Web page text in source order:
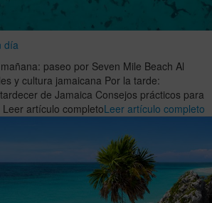
día
paseo por Seven Mile Beach Al
y cultura jamaicana Por la tarde:
de Jamaica Consejos prácticos para
artículo completoLeer artículo completo